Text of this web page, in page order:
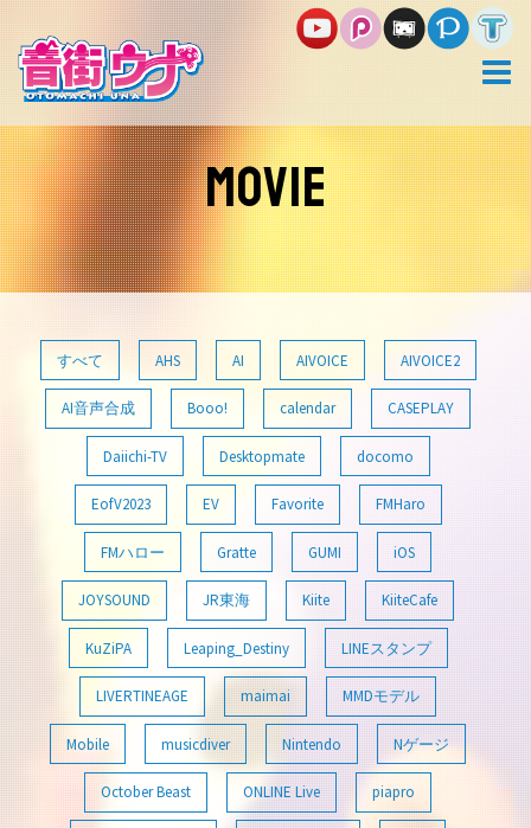
コ
ン
テ
ン
ツ
へ
ス
キ
ッ
プ
MOVIE
すべて AHS AI AIVOICE AIVOICE2
AI音声合成 Booo! calendar CASEPLAY
Daiichi-TV Desktopmate docomo
EofV2023 EV Favorite FMHaro
FMハロー Gratte GUMI iOS
JOYSOUND JR東海 Kiite KiiteCafe
KuZiPA Leaping_Destiny LINEスタンプ
LIVERTINEAGE maimai MMDモデル
Mobile musicdiver Nintendo Nゲージ
October Beast ONLINE Live piapro